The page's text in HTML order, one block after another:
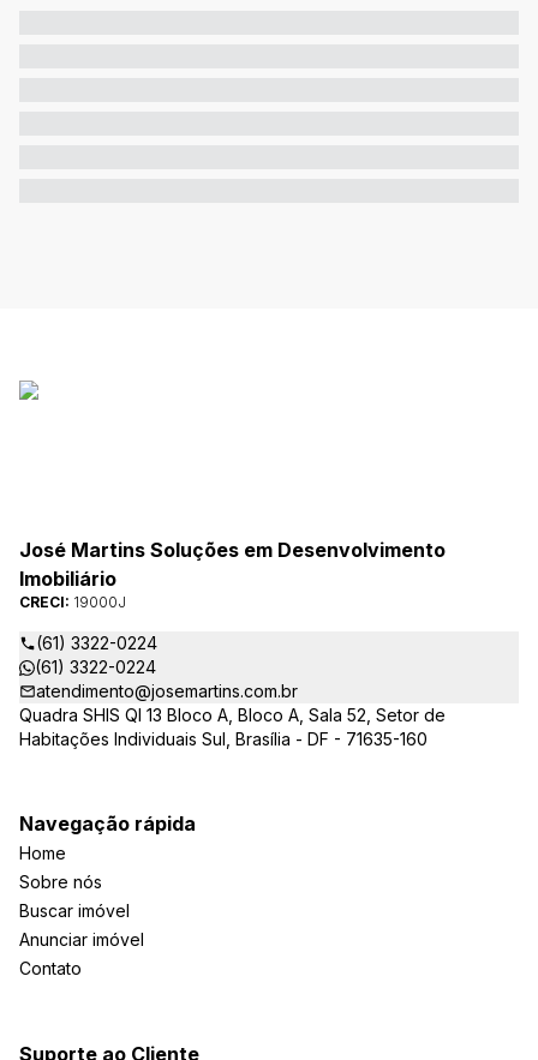
José Martins Soluções em Desenvolvimento
Imobiliário
CRECI: 19000J
(61) 3322-0224
(61) 3322-0224
atendimento@josemartins.com.br
Quadra SHIS QI 13 Bloco A, Bloco A, Sala 52, Setor de
Habitações Individuais Sul, Brasília - DF - 71635-160
Navegação rápida
Home
Sobre nós
Buscar imóvel
Anunciar imóvel
Contato
Suporte ao Cliente